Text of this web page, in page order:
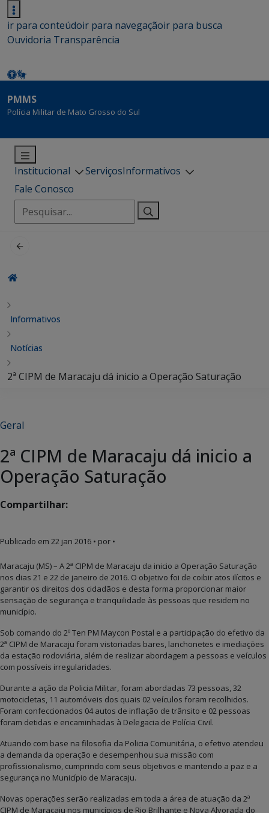
ir para conteúdoir para navegaçãoir para busca
Ouvidoria Transparência
PMMS
Polícia Militar de Mato Grosso do Sul
Institucional ServiçosInformativos
Fale Conosco
Pesquisar
por:
Informativos
Notícias
2ª CIPM de Maracaju dá inicio a Operação Saturação
Geral
2ª CIPM de Maracaju dá inicio a
Operação Saturação
Compartilhar:
Publicado em 22 jan 2016 • por •
Maracaju (MS) – A 2ª CIPM de Maracaju da inicio a Operação Saturação
nos dias 21 e 22 de janeiro de 2016. O objetivo foi de coibir atos ilícitos e
garantir os direitos dos cidadãos e desta forma proporcionar maior
sensação de segurança e tranquilidade às pessoas que residem no
município.
Sob comando do 2º Ten PM Maycon Postal e a participação do efetivo da
2ª CIPM de Maracaju foram vistoriadas bares, lanchonetes e imediações
da estação rodoviária, além de realizar abordagem a pessoas e veículos
com possíveis irregularidades.
Durante a ação da Policia Militar, foram abordadas 73 pessoas, 32
motocicletas, 11 automóveis dos quais 02 veículos foram recolhidos.
Foram confeccionados 04 autos de inflação de trânsito e 02 pessoas
foram detidas e encaminhadas à Delegacia de Polícia Civil.
Atuando com base na filosofia da Policia Comunitária, o efetivo atendeu
a demanda da operação e desempenhou sua missão com
profissionalismo, cumprindo com seus objetivos e mantendo a paz e a
segurança no Município de Maracaju.
Novas operações serão realizadas em toda a área de atuação da 2ª
CIPM de Maracaju nos municípios de Rio Brilhante e Nova Alvorada do